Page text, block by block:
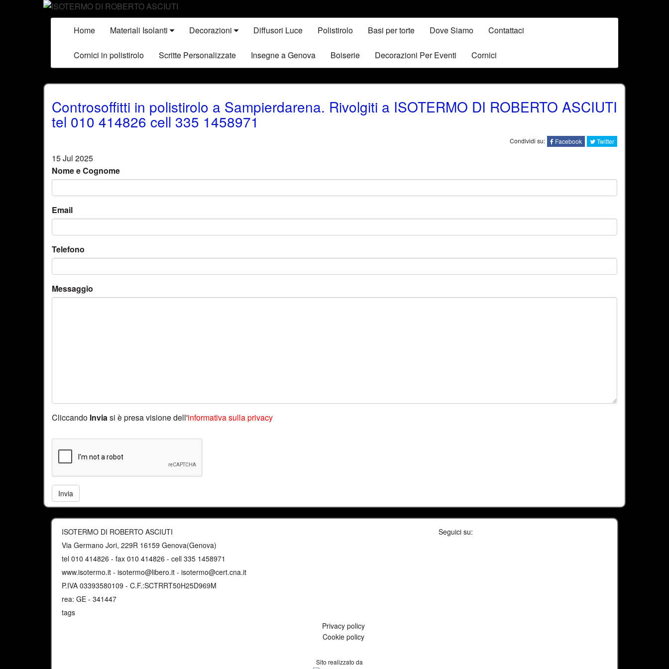
Home Materiali Isolanti Decorazioni Diffusori Luce Polistirolo Basi per torte Dove Siamo Contattaci
Cornici in polistirolo Scritte Personalizzate Insegne a Genova Boiserie Decorazioni Per Eventi Cornici
Controsoffitti in polistirolo a Sampierdarena. Rivolgiti a ISOTERMO DI ROBERTO ASCIUTI
tel 010 414826 cell 335 1458971
Condividi su: Facebook Twitter
15 Jul 2025
Nome e Cognome
Email
Telefono
Messaggio
Cliccando Inviasi è presa visione dell'informativa sulla privacy
Invia
Seguici su:
ISOTERMO DI ROBERTO ASCIUTI
Via Germano Jori, 229R 16159 Genova(Genova)
tel 010 414826 - fax 010 414826 - cell 335 1458971
www.isotermo.it - isotermo@libero.it - isotermo@cert.cna.it
P.IVA 03393580109 - C.F.:SCTRRT50H25D969M
rea: GE - 341447
tags
Privacy policy
Cookie policy
Sito realizzato da